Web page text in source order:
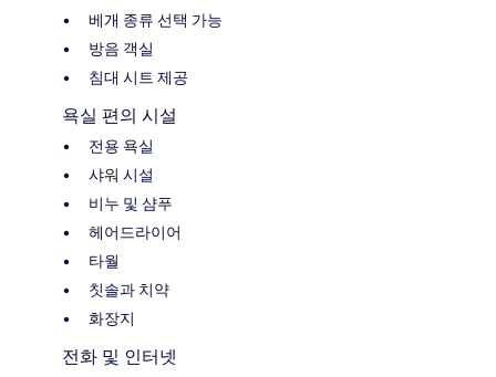
베개 종류 선택 가능
방음 객실
침대 시트 제공
욕실 편의 시설
전용 욕실
샤워 시설
비누 및 샴푸
헤어드라이어
타월
칫솔과 치약
화장지
전화 및 인터넷